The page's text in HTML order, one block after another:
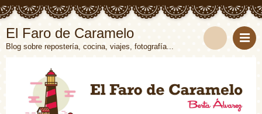
El Faro de Caramelo
Blog sobre repostería, cocina, viajes, fotografía...